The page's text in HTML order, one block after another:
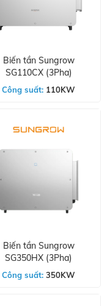
Biến tần Sungrow
SG110CX (3Pha)
Công suất: 110KW
Biến tần Sungrow
SG350HX (3Pha)
Công suất: 350KW